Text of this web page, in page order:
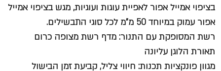
בציפוי אמייל אפור לאפיית עוגות ועוגיות, מגש בציפוי אמייל
אפור עמוק במיוחד 50 מ"מ לכל סוגי התבשילים.
רשת המסופקת עם התנור: מדף רשת מצופה כרום
תאורת הלוגן עליונה
מגוון פונקציות תכנות: חיווי צליל, קביעת זמן הבישול